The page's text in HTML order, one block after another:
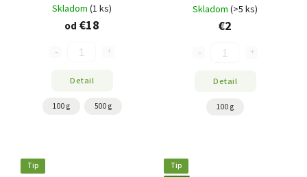
Skladom (1 ks)
od €18
Detail
100 g 500 g
Skladom (>5 ks)
€2
Detail
100 g
Tip
Tip